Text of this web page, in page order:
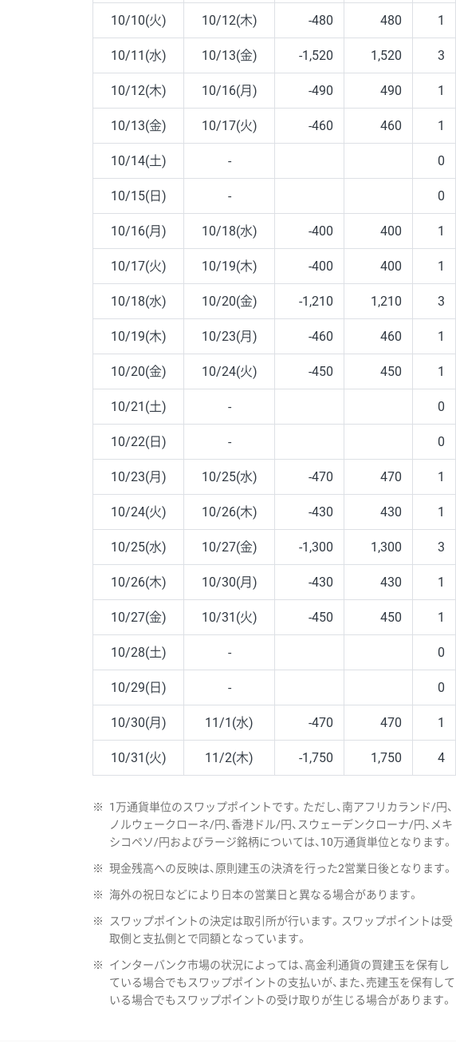
10/10(火) 10/12(木) -480 480 1
10/11(水) 10/13(金) -1,520 1,520 3
10/12(木) 10/16(月) -490 490 1
10/13(金) 10/17(火) -460 460 1
10/14(土) - 0
10/15(日) - 0
10/16(月) 10/18(水) -400 400 1
10/17(火) 10/19(木) -400 400 1
10/18(水) 10/20(金) -1,210 1,210 3
10/19(木) 10/23(月) -460 460 1
10/20(金) 10/24(火) -450 450 1
10/21(土) - 0
10/22(日) - 0
10/23(月) 10/25(水) -470 470 1
10/24(火) 10/26(木) -430 430 1
10/25(水) 10/27(金) -1,300 1,300 3
10/26(木) 10/30(月) -430 430 1
10/27(金) 10/31(火) -450 450 1
10/28(土) - 0
10/29(日) - 0
10/30(月) 11/1(水) -470 470 1
10/31(火) 11/2(木) -1,750 1,750 4
※
1万通貨単位のスワップポイントです。ただし、南アフリカランド/円、
ノルウェークローネ/円、香港ドル/円、スウェーデンクローナ/円、メキ
シコペソ/円およびラージ銘柄については、10万通貨単位となります。
※ 現金残高への反映は、原則建玉の決済を行った2営業日後となります。
※ 海外の祝日などにより日本の営業日と異なる場合があります。
※
スワップポイントの決定は取引所が行います。スワップポイントは受
取側と支払側とで同額となっています。
※
インターバンク市場の状況によっては、高金利通貨の買建玉を保有し
ている場合でもスワップポイントの支払いが、また、売建玉を保有して
いる場合でもスワップポイントの受け取りが生じる場合があります。